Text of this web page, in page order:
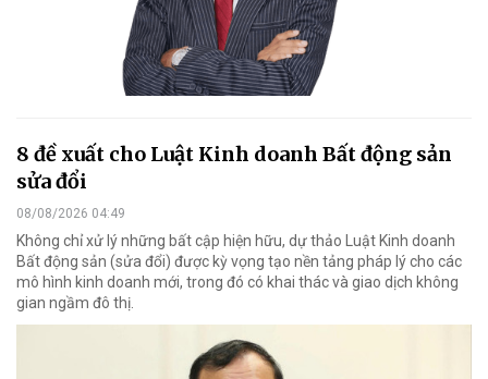
8 đề xuất cho Luật Kinh doanh Bất động sản
sửa đổi
08/08/2026 04:49
Không chỉ xử lý những bất cập hiện hữu, dự thảo Luật Kinh doanh
Bất động sản (sửa đổi) được kỳ vọng tạo nền tảng pháp lý cho các
mô hình kinh doanh mới, trong đó có khai thác và giao dịch không
gian ngầm đô thị.